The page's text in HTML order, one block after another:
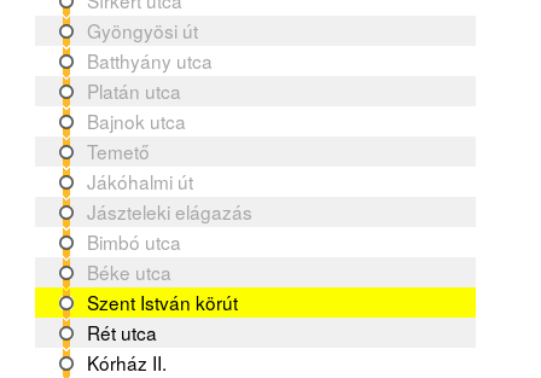
Gyöngyösi út
Batthyány utca
Platán utca
Bajnok utca
Temető
Jákóhalmi út
Jászteleki elágazás
Bimbó utca
Béke utca
Szent István körút
Rét utca
Kórház II.